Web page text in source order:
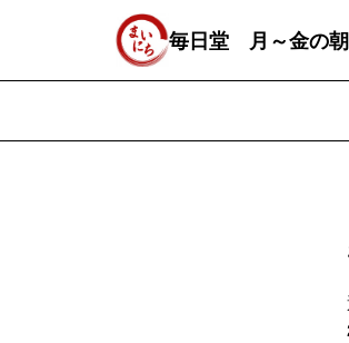
毎日堂 月～金の朝